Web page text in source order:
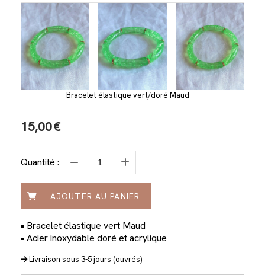
Bracelet élastique vert/doré Maud
15,00€
Quantité :
AJOUTER AU PANIER
• Bracelet élastique vert Maud
• Acier inoxydable doré et acrylique
Livraison sous 3-5 jours (ouvrés)